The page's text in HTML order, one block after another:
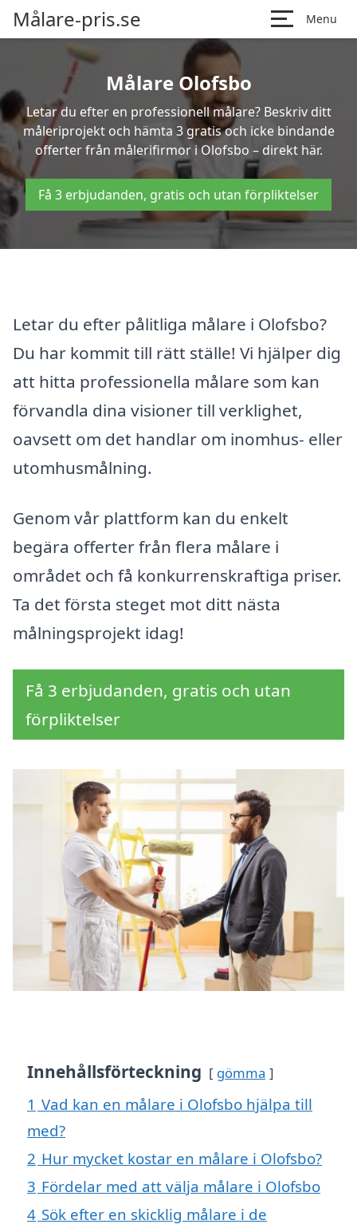
Målare-pris.se Menu
Målare Olofsbo
Letar du efter en professionell målare? Beskriv ditt
måleriprojekt och hämta 3 gratis och icke bindande
offerter från målerifirmor i Olofsbo – direkt här.
Få 3 erbjudanden, gratis och utan förpliktelser
Letar du efter pålitliga målare i Olofsbo?
Du har kommit till rätt ställe! Vi hjälper dig
att hitta professionella målare som kan
förvandla dina visioner till verklighet,
oavsett om det handlar om inomhus- eller
utomhusmålning.
Genom vår plattform kan du enkelt
begära offerter från flera målare i
området och få konkurrenskraftiga priser.
Ta det första steget mot ditt nästa
målningsprojekt idag!
Få 3 erbjudanden, gratis och utan
förpliktelser
Innehållsförteckning gömma
1 Vad kan en målare i Olofsbo hjälpa till
med?
2 Hur mycket kostar en målare i Olofsbo?
3 Fördelar med att välja målare i Olofsbo
4 Sök efter en skicklig målare i de